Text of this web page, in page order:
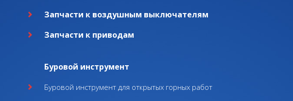
Запчасти к воздушным выключателям
Запчасти к приводам
Буровой инструмент
Буровой инструмент для открытых горных работ